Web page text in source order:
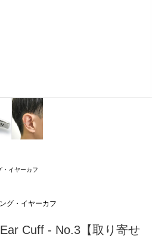
・イヤーカフ
グ・イヤーカフ
Cuff - No.3【取り寄せ